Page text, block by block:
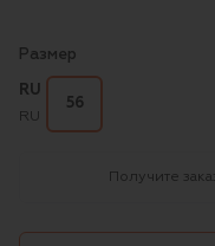
Размер
RU
RU
56
Получите